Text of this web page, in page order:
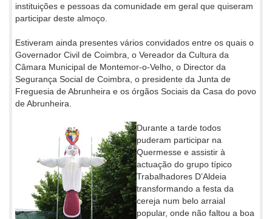
instituições e pessoas da comunidade em geral que quiseram
participar deste almoço.
Estiveram ainda presentes vários convidados entre os quais o
Governador Civil de Coimbra, o Vereador da Cultura da
Câmara Municipal de Montemor-o-Velho, o Director da
Segurança Social de Coimbra, o presidente da Junta de
Freguesia de Abrunheira e os órgãos Sociais da Casa do povo
de Abrunheira.
Durante a tarde todos
puderam participar na
Quermesse e assistir à
actuação do grupo típico
Trabalhadores D’Aldeia
transformando a festa da
cereja num belo arraial
popular, onde não faltou a boa